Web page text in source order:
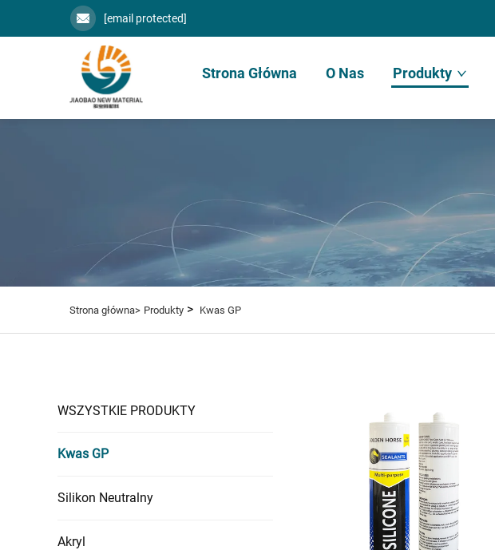
[email protected]
Strona Główna O Nas Produkty
Strona główna> Produkty > Kwas GP
WSZYSTKIE PRODUKTY
Kwas GP
Silikon Neutralny
Akryl